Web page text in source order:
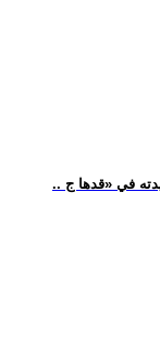
في «قدها ج